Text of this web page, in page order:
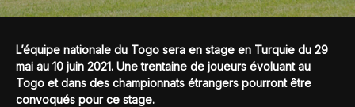
L’équipe nationale du Togo sera en stage en Turquie du 29
mai au 10 juin 2021. Une trentaine de joueurs évoluant au
Togo et dans des championnats étrangers pourront être
convoqués pour ce stage.